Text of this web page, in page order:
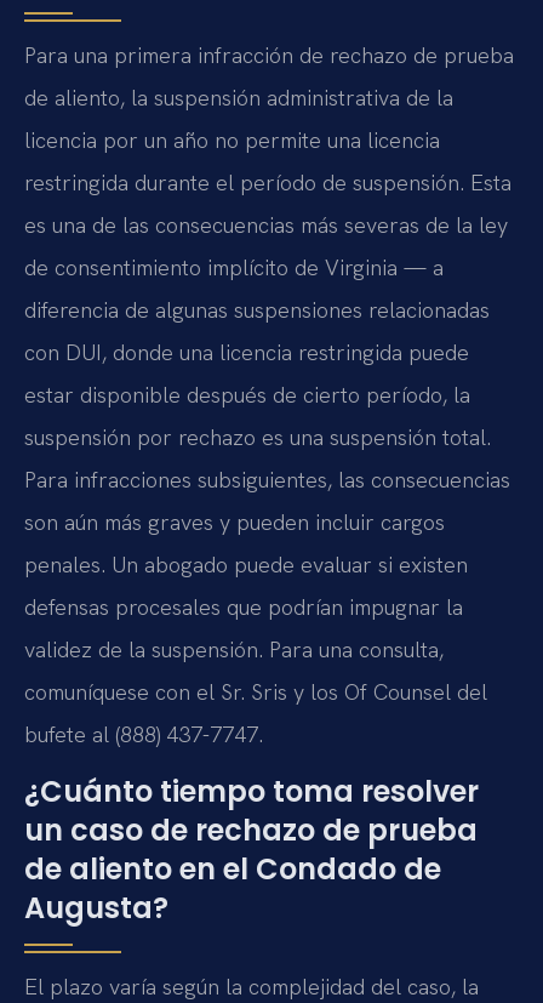
Para una primera infracción de rechazo de prueba
de aliento, la suspensión administrativa de la
licencia por un año no permite una licencia
restringida durante el período de suspensión. Esta
es una de las consecuencias más severas de la ley
de consentimiento implícito de Virginia — a
diferencia de algunas suspensiones relacionadas
con DUI, donde una licencia restringida puede
estar disponible después de cierto período, la
suspensión por rechazo es una suspensión total.
Para infracciones subsiguientes, las consecuencias
son aún más graves y pueden incluir cargos
penales. Un abogado puede evaluar si existen
defensas procesales que podrían impugnar la
validez de la suspensión. Para una consulta,
comuníquese con el Sr. Sris y los Of Counsel del
bufete al (888) 437-7747.
¿Cuánto tiempo toma resolver
un caso de rechazo de prueba
de aliento en el Condado de
Augusta?
El plazo varía según la complejidad del caso, la